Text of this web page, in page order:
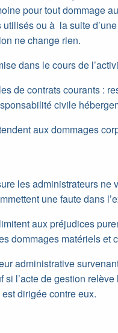
pour tout dommage
ou à la suite
ne change rien.
dans le cours de
de contrats courants :
civile
aux dommages
les administrateurs ne
une faute dans
aux préjudices
dommages matériels et
administrative
si l’acte de gestion
dirigée contre eux.